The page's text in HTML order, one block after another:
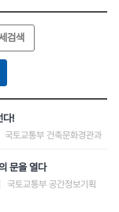
다!
국토교통부 건축문화경관과
문을 열다
국토교통부 공간정보기획